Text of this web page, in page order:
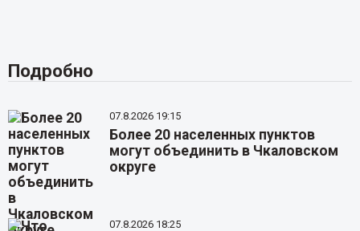
Подробно
07.8.2026 19:15
Более 20 населенных пунктов
могут объединить в Чкаловском
округе
07.8.2026 18:25